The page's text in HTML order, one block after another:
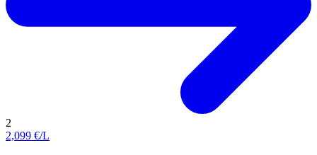
2
2,099 €/L